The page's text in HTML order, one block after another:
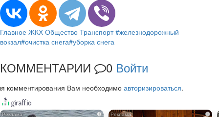
Главное ЖКХ Общество Транспорт #железнодорожный
вокзал#очистка снега#уборка снега
КОММЕНТАРИИ 0 Войти
комментирования Вам необходимо авторизироваться.
i i